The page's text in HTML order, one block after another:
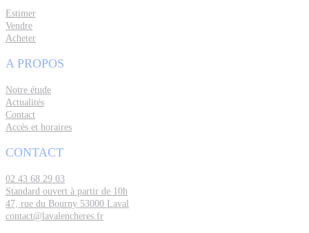
Estimer
Vendre
Acheter
A PROPOS
Notre étude
Actualités
Contact
Accès et horaires
CONTACT
02 43 68 29 03
Standard ouvert à partir de 10h
47, rue du Bourny 53000 Laval
contact@lavalencheres.fr